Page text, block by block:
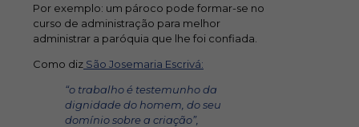
Por exemplo: um pároco pode formar-se no
curso de administração para melhor
administrar a paróquia que lhe foi confiada.
Como diz São Josemaria Escrivá:
“o trabalho é testemunho da
dignidade do homem, do seu
domínio sobre a criação”,